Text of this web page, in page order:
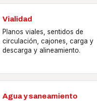
Vialidad
Planos viales, sentidos de
circulación, cajones, carga y
descarga y alineamiento.
Agua y saneamiento